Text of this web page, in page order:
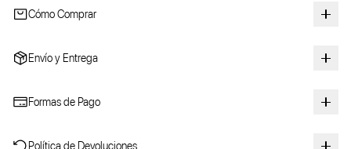
Cómo Comprar
Envío y Entrega
Formas de Pago
Política de Devoluciones